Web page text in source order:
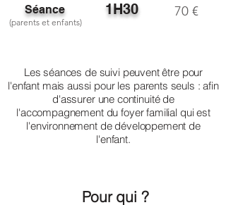
(parents et enfants)
Séance 1H30 70 €
Les séances de suivi peuvent être pour
l'enfant mais aussi pour les parents seuls : afin
d'assurer une continuité de
l'accompagnement du foyer familial qui est
l'environnement de développement de
l'enfant.
Pour qui ?